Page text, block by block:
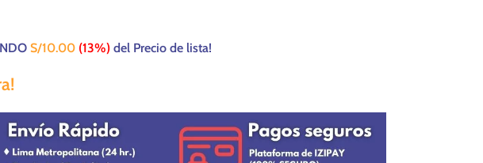
S/10.00 (13%) del Precio de lista!